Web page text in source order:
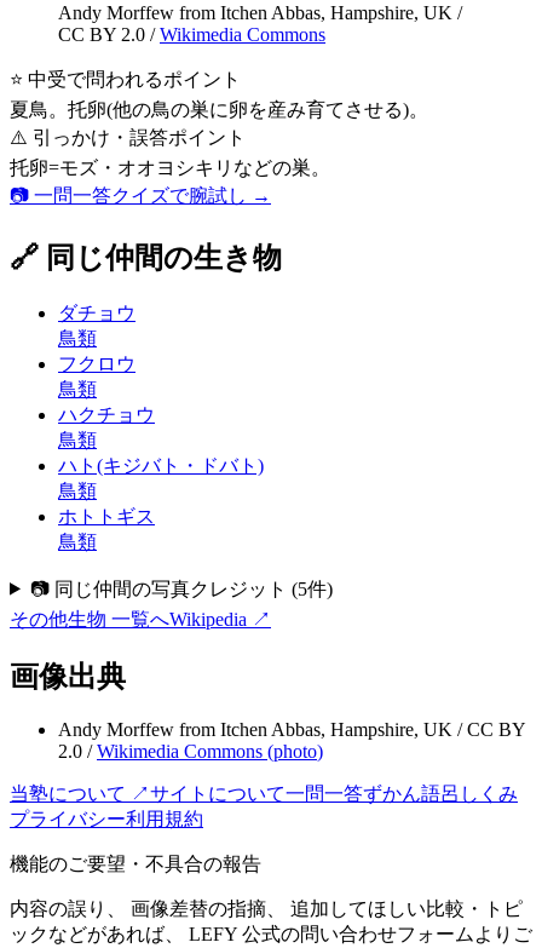
Andy Morffew from Itchen Abbas, Hampshire, UK /
CC BY 2.0 / Wikimedia Commons
⭐ 中受で問われるポイント
夏鳥。托卵(他の鳥の巣に卵を産み育てさせる)。
⚠️ 引っかけ・誤答ポイント
托卵=モズ・オオヨシキリなどの巣。
📷 一問一答クイズで腕試し →
🔗 同じ仲間の生き物
ダチョウ
鳥類
フクロウ
鳥類
ハクチョウ
鳥類
ハト(キジバト・ドバト)
鳥類
ホトトギス
鳥類
📷 同じ仲間の写真クレジット (5件)
その他生物 一覧へWikipedia ↗
画像出典
Andy Morffew from Itchen Abbas, Hampshire, UK /CC BY
2.0 / Wikimedia Commons (photo)
当塾について ↗サイトについて一問一答ずかん語呂 しくみ
プライバシー利用規約
機能のご要望・不具合の報告
内容の誤り、 画像差替の指摘、 追加してほしい比較・トピ
ックなどがあれば、 LEFY 公式の問い合わせフォームよりご